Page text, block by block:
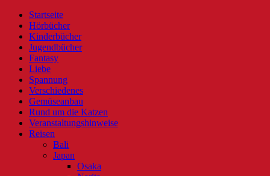
Startseite
Hörbücher
Kinderbücher
Jugendbücher
Fantasy
Liebe
Spannung
Verschiedenes
Gemüseanbau
Rund um die Katzen
Veranstaltungshinweise
Reisen
Bali
Japan
Osaka